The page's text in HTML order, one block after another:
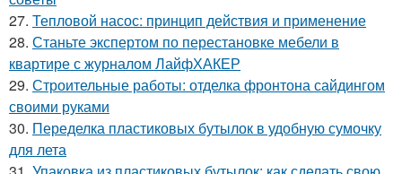
27. Тепловой насос: принцип действия и применение
28. Станьте экспертом по перестановке мебели в
квартире с журналом ЛайфХАКЕР
29. Строительные работы: отделка фронтона сайдингом
своими руками
30. Переделка пластиковых бутылок в удобную сумочку
для лета